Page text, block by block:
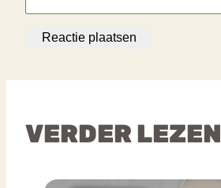
VERDER LEZEN